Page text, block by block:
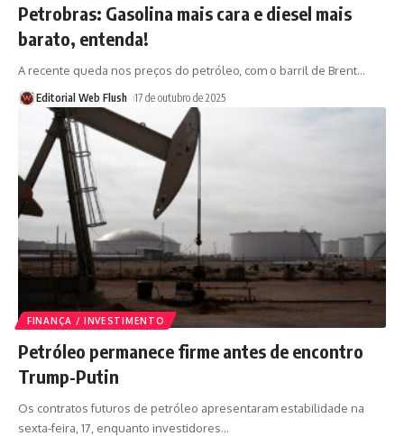
Petrobras: Gasolina mais cara e diesel mais
barato, entenda!
A recente queda nos preços do petróleo, com o barril de Brent…
Editorial Web Flush 17 de outubro de 2025
FINANÇA / INVESTIMENTO
Petróleo permanece firme antes de encontro
Trump-Putin
Os contratos futuros de petróleo apresentaram estabilidade na
sexta-feira, 17, enquanto investidores…